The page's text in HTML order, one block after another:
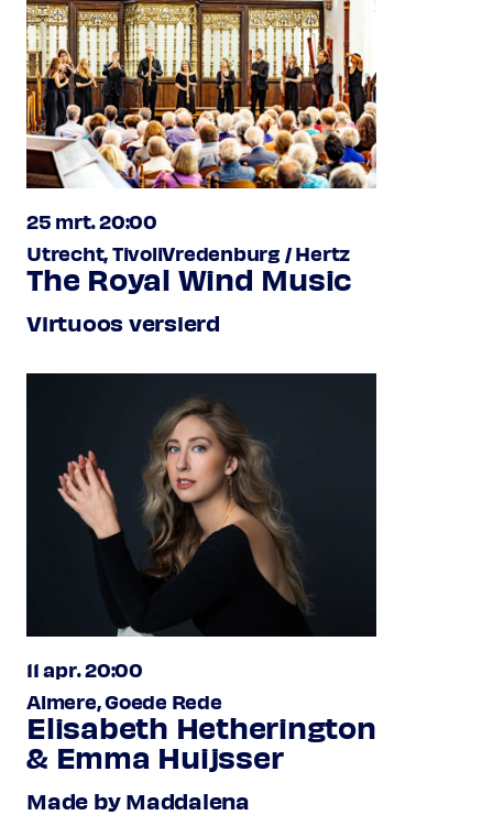
25 mrt. 20:00
Utrecht, TivoliVredenburg / Hertz
The Royal Wind Music
Virtuoos versierd
11 apr. 20:00
Almere, Goede Rede
Elisabeth Hetherington
& Emma Huijsser
Made by Maddalena